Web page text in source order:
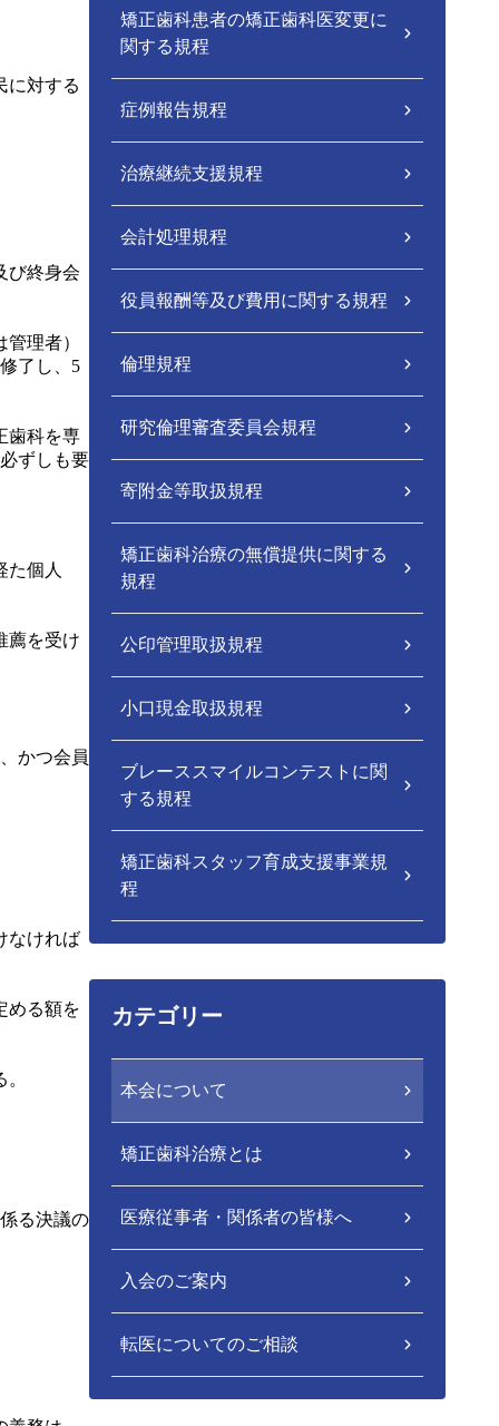
に対する
び終身会
理者）
了し、5
歯科を専
ずしも要
た個人
薦を受け
かつ会員
なければ
める額を
る決議の
矯正歯科患者の矯正歯科医変更に
関する規程
症例報告規程
治療継続支援規程
会計処理規程
役員報酬等及び費用に関する規程
倫理規程
研究倫理審査委員会規程
寄附金等取扱規程
矯正歯科治療の無償提供に関する
規程
公印管理取扱規程
小口現金取扱規程
ブレーススマイルコンテストに関
する規程
矯正歯科スタッフ育成支援事業規
程
カテゴリー
本会について
矯正歯科治療とは
医療従事者・関係者の皆様へ
入会のご案内
転医についてのご相談